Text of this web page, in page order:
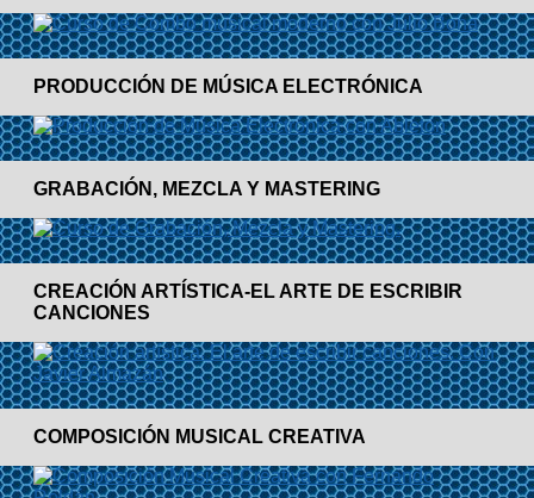
PRODUCCIÓN DE MÚSICA ELECTRÓNICA
GRABACIÓN, MEZCLA Y MASTERING
CREACIÓN ARTÍSTICA-EL ARTE DE ESCRIBIR
CANCIONES
COMPOSICIÓN MUSICAL CREATIVA